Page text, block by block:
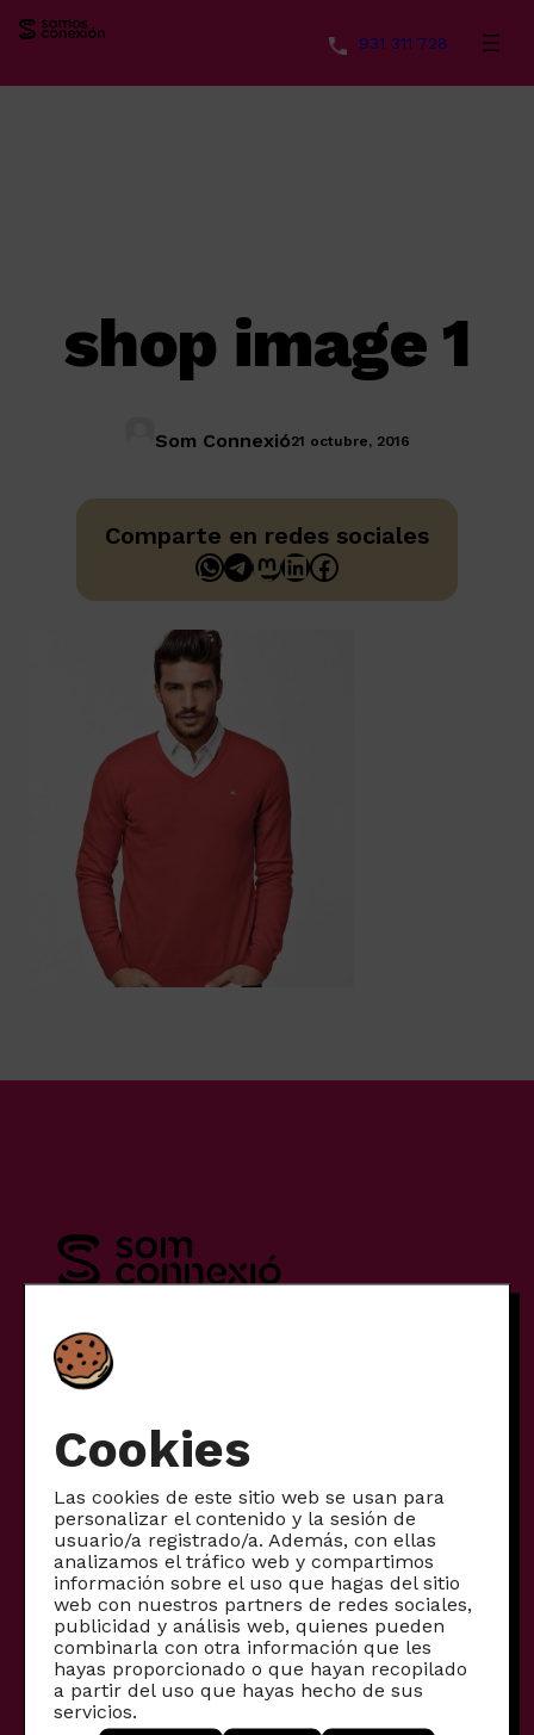
Cookies
Las cookies de este sitio web se usan para
personalizar el contenido y la sesión de
usuario/a registrado/a. Además, con ellas
analizamos el tráfico web y compartimos
información sobre el uso que hagas del sitio
web con nuestros partners de redes sociales,
publicidad y análisis web, quienes pueden
combinarla con otra información que les
hayas proporcionado o que hayan recopilado
a partir del uso que hayas hecho de sus
servicios.
931 311 728
shop image 1
Som Connexió21 octubre, 2016
Comparte en redes sociales
WhatsApp
Telegram
Mastodon
LinkedIn
Facebook
Tarifas
Móvil
Internet
Internet + móvil
Otros productos
Productos para empresas
Fibra comunitaria
Móviles reacondicionados
Proyectos transformadores